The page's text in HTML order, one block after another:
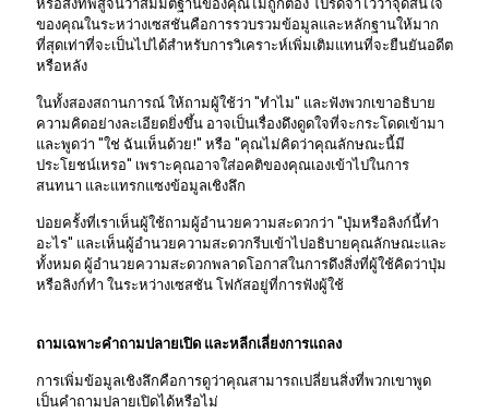
ของคุณในระหว่างเซสชันคือการรวบรวมข้อมูลและหลักฐานให้มาก
ที่สุดเท่าที่จะเป็นไปได้สําหรับการวิเคราะห์เพิ่มเติมแทนที่จะยืนยันอดีต
หรือหลัง
ในทั้งสองสถานการณ์ ให้ถามผู้ใช้ว่า "ทําไม" และฟังพวกเขาอธิบาย
ความคิดอย่างละเอียดยิ่งขึ้น อาจเป็นเรื่องดึงดูดใจที่จะกระโดดเข้ามา
และพูดว่า "ใช่ ฉันเห็นด้วย!" หรือ "คุณไม่คิดว่าคุณลักษณะนี้มี
ประโยชน์เหรอ" เพราะคุณอาจใส่อคติของคุณเองเข้าไปในการ
สนทนา และแทรกแซงข้อมูลเชิงลึก
บ่อยครั้งที่เราเห็นผู้ใช้ถามผู้อํานวยความสะดวกว่า "ปุ่มหรือลิงก์นี้ทํา
อะไร" และเห็นผู้อํานวยความสะดวกรีบเข้าไปอธิบายคุณลักษณะและ
ทั้งหมด ผู้อํานวยความสะดวกพลาดโอกาสในการดึงสิ่งที่ผู้ใช้คิดว่าปุ่ม
หรือลิงก์ทํา ในระหว่างเซสชัน โฟกัสอยู่ที่การฟังผู้ใช้
ถามเฉพาะคําถามปลายเปิด และหลีกเลี่ยงการแถลง
การเพิ่มข้อมูลเชิงลึกคือการดูว่าคุณสามารถเปลี่ยนสิ่งที่พวกเขาพูด
เป็นคําถามปลายเปิดได้หรือไม่